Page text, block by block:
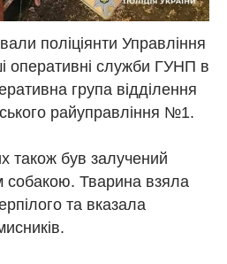
поліціянти Управління
оперативні служби ГУНП в
група відділення
райуправління №1.
також був залучений
собакою. Тварина взяла
та вказала